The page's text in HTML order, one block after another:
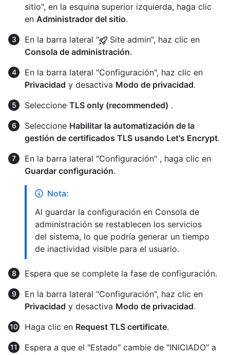
sitio", en la esquina superior izquierda, haga clic
en Administrador del sitio.
En la barra lateral "
Site admin", haz clic en
Consola de administración.
En la barra lateral "Configuración", haz clic en
Privacidad y desactiva Modo de privacidad.
Seleccione TLS only (recommended) .
Seleccione Habilitar la automatización de la
gestión de certificados TLS usando Let's Encrypt.
En la barra lateral "Configuración" , haga clic en
Guardar configuración.
Nota:
Al guardar la configuración en Consola de
administración se restablecen los servicios
del sistema, lo que podría generar un tiempo
de inactividad visible para el usuario.
Espera que se complete la fase de configuración.
En la barra lateral "Configuración", haz clic en
Privacidad y desactiva Modo de privacidad.
Haga clic en Request TLS certificate.
Espera a que el "Estado" cambie de "INICIADO" a